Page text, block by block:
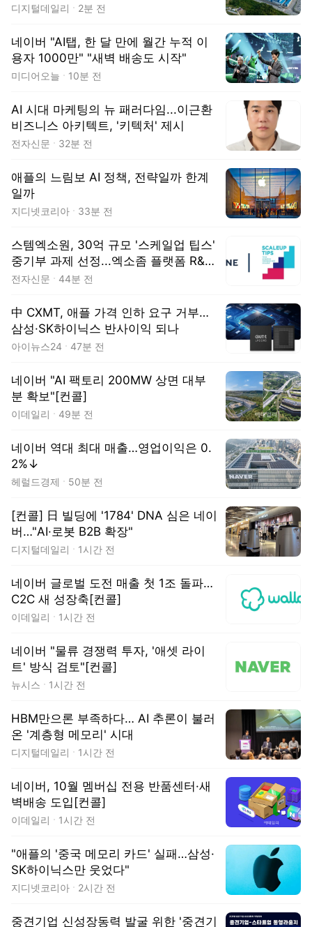
디지털데일리 2분 전
네이버 "AI탭, 한 달 만에 월간 누적 이
용자 1000만" "새벽 배송도 시작"
미디어오늘 10분 전
AI 시대 마케팅의 뉴 패러다임...이근환
비즈니스 아키텍트, '키텍처' 제시
전자신문 32분 전
애플의 느림보 AI 정책, 전략일까 한계
일까
지디넷코리아 33분 전
스템엑소원, 30억 규모 '스케일업 팁스'
중기부 과제 선정...엑소좀 플랫폼 R&D
가속화
전자신문 44분 전
中 CXMT, 애플 가격 인하 요구 거부…
삼성·SK하이닉스 반사이익 되나
아이뉴스24 47분 전
네이버 "AI 팩토리 200MW 상면 대부
분 확보"[컨콜]
이데일리 49분 전
네이버 역대 최대 매출…영업이익은 0.
2%↓
헤럴드경제 50분 전
[컨콜] 日 빌딩에 '1784' DNA 심은 네이
버…"AI·로봇 B2B 확장"
디지털데일리 1시간 전
네이버 글로벌 도전 매출 첫 1조 돌파…
C2C 새 성장축[컨콜]
이데일리 1시간 전
네이버 "물류 경쟁력 투자, '애셋 라이
트' 방식 검토"[컨콜]
뉴시스 1시간 전
HBM만으론 부족하다… AI 추론이 불러
온 '계층형 메모리' 시대
디지털데일리 1시간 전
네이버, 10월 멤버십 전용 반품센터·새
벽배송 도입[컨콜]
이데일리 1시간 전
"애플의 '중국 메모리 카드' 실패…삼성·
SK하이닉스만 웃었다"
지디넷코리아 2시간 전
중견기업 신성장동력 발굴 위한 '중견기